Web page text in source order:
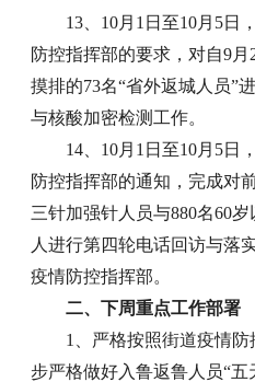
13、10月1日至10月5日
防控指挥部的要求，对自9
摸排的73名“省外返城人员”
与核酸加密检测工作。
14、10月1日至10月5日
防控指挥部的通知，完成对
三针加强针人员与880名60
人进行第四轮电话回访与落
疫情防控指挥部。
二、下周重点工作部署
1、严格按照街道疫情
步严格做好入鲁返鲁人员“五